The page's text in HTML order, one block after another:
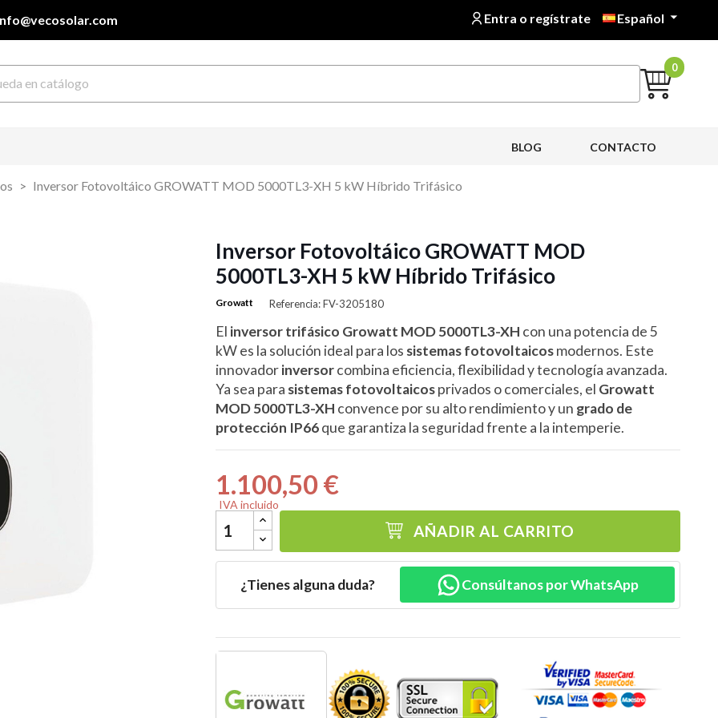
Entra o regístrate Español 
0
CONTACTO
BLOG
Inversor Fotovoltáico GROWATT MOD 5000TL3-XH 5 kW Híbrido Trifásico
Inversor Fotovoltáico GROWATT MOD
5000TL3-XH 5 kW Híbrido Trifásico
Growatt Referencia: FV-3205180
El inversor trifásico Growatt MOD 5000TL3-XH con una potencia de 5
kW es la solución ideal para los sistemas fotovoltaicosmodernos. Este
innovadorinversorcombina eficiencia, flexibilidad y tecnología avanzada.
Ya sea para sistemas fotovoltaicosprivados o comerciales, el Growatt
MOD 5000TL3-XH convence por su alto rendimiento y un grado de
protección IP66que garantiza la seguridad frente a la intemperie.
1.100,50 €
IVA incluido
AÑADIR AL CARRITO
¿Tienes alguna duda? Consúltanos por WhatsApp